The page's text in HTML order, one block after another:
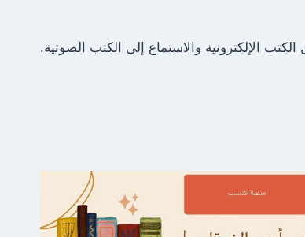
الإلكترونية والاستماع إلى الكتب الصوتية.